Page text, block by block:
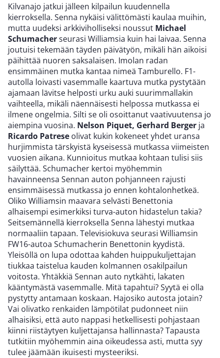
Kilvanajo jatkui jälleen kilpailun kuudennella
kierroksella. Senna nykäisi välittömästi kaulaa muihin,
mutta uudeksi arkkiviholliseksi noussut Michael
Schumacherseurasi Williamsia kuin hai laivaa. Senna
joutuisi tekemään täyden päivätyön, mikäli hän aikoisi
päihittää nuoren saksalaisen. Imolan radan
ensimmäinen mutka kantaa nimeä Tamburello. F1-
autolla loivasti vasemmalle kaartuva mutka pystytään
ajamaan lävitse helposti urku auki suurimmallakin
vaihteella, mikäli näennäisesti helpossa mutkassa ei
ilmene ongelmia. Silti se oli osoittanut vaativuutensa jo
aiempina vuosina. Nelson Piquet, Gerhard Berger ja
Ricardo Patrese olivat kukin kokeneet yhdet uransa
hurjimmista tärskyistä kyseisessä mutkassa viimeisten
vuosien aikana. Kunnioitus mutkaa kohtaan tulisi siis
säilyttää. Schumacher kertoi myöhemmin
havainneensa Sennan auton pohjanneen rajusti
ensimmäisessä mutkassa jo ennen kohtalonhetkeä.
Oliko Williamsin maavara selvästi Benettonia
alhaisempi esimerkiksi turva-auton hidastelun takia?
Seitsemännellä kierroksella Senna lähestyi mutkaa
normaaliin tapaan. Televisiokuva seurasi Williamsin
FW16-autoa Schumacherin Benettonin kyydistä.
Yleisöllä on lupa odottaa kahden huippukuljettajan
tiukkaa taistelua kauden kolmannen osakilpailun
voitosta. Yhtäkkiä Sennan auto nytkähti, lakaten
kääntymästä vasemmalle. Mitä tapahtui? Syytä ei olla
pystytty antamaan koskaan. Hajosiko autosta jotain?
Vai olivatko renkaiden lämpötilat pudonneet niin
alhaisiksi, että auto nappasi hetkellisesti pohjastaan
kiinni riistäytyen kuljettajansa hallinnasta? Tapausta
tutkitiin myöhemmin aina oikeudessa asti, mutta syy
tulee jäämään ikuisesti mysteeriksi.